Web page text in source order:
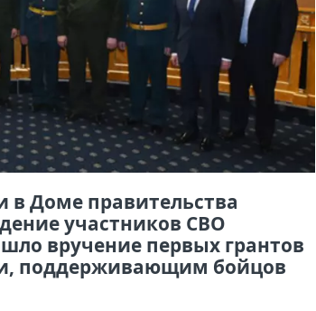
в Доме правительства
участников СВО
вручение первых грантов
поддерживающим бойцов